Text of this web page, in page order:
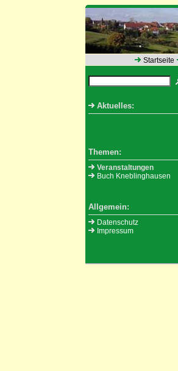
Startseite
Aktuelles:
Themen:
Veranstaltungen
Buch Kneblinghausen
Allgemein:
Datenschutz
Impressum